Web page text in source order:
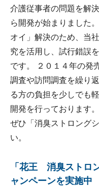
介護従事者の問題を解
ら開発が始まりました
オイ」解決のため、当
究を活用し、試行錯誤
です。 ２０１４年の発
調査や訪問調査を繰り
る方の負担を少しでも
開発を行っております
ぜひ「消臭ストロング
い。
「花王 消臭ストロ
ャンペーンを実施中